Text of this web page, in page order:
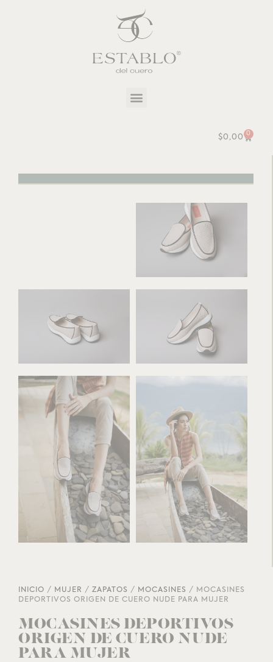
$0,00
0
INICIO / MUJER / ZAPATOS / MOCASINES / MOCASINES
DEPORTIVOS ORIGEN DE CUERO NUDE PARA MUJER
MOCASINES DEPORTIVOS
ORIGEN DE CUERO NUDE
PARA MUJER